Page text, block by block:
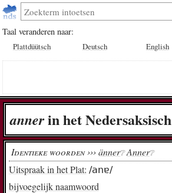
Taal veranderen naar:
Plattdüütsch Deutsch English
an­nerin het Nedersaksisch
Uitspraak in het Plat: /anɐ/
bijvoegelijk naamwoord
Identieke woorden ››› änner❔︎ Anner❔︎